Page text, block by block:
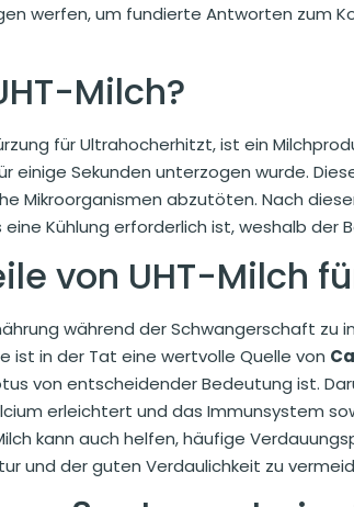
werfen, um fundierte Antworten zum
Milch?
für Ultrahocherhitzt, ist ein
einige Sekunden unterzogen wurde.
Mikroorganismen abzutöten. Nach
Kühlung erforderlich ist, weshalb der
von UHT-Milch
während der Schwangerschaft
ist in der Tat eine wertvolle Quelle von
von entscheidender Bedeutung ist.
erleichtert und das Immunsystem
kann auch helfen, häufige
und der guten Verdaulichkeit zu